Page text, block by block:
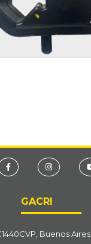
GACRI
Buenos Aires